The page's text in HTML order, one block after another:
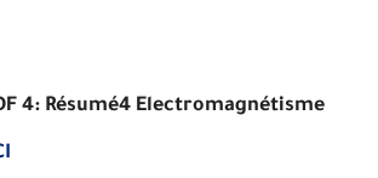
4: Résumé4 Electromagnétisme